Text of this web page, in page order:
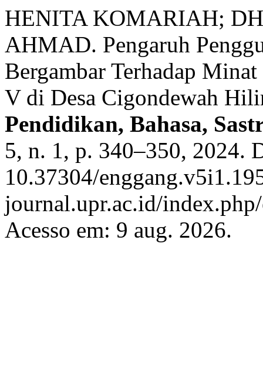
HENITA KOMARIAH;
AHMAD. Pengaruh
Bergambar Terhadap
V di Desa Cigondewah
Pendidikan, Bahasa,
5, n. 1, p. 340–350, 2024.
10.37304/
journal.upr.ac.id/
Acesso em: 9 aug. 2026.